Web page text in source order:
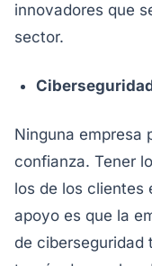
innovadores que
sector.
Ninguna empresa
confianza. Tener
los de los clientes
apoyo es que la
de ciberseguridad